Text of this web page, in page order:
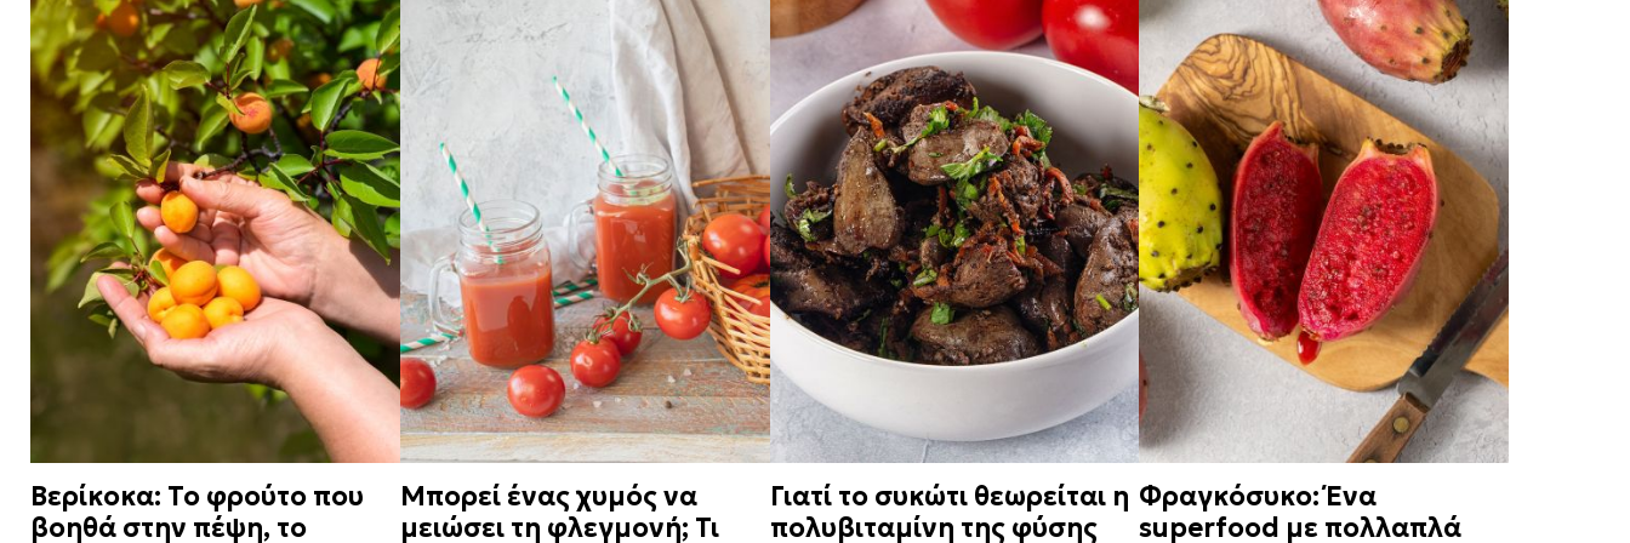
Βερίκοκα: Το φρούτο που
βοηθά στην πέψη, το
Μπορεί ένας χυμός να
μειώσει τη φλεγμονή; Τι
Γιατί το συκώτι θεωρείται η
πολυβιταμίνη της φύσης
Φραγκόσυκο: Ένα
superfood με πολλαπλά